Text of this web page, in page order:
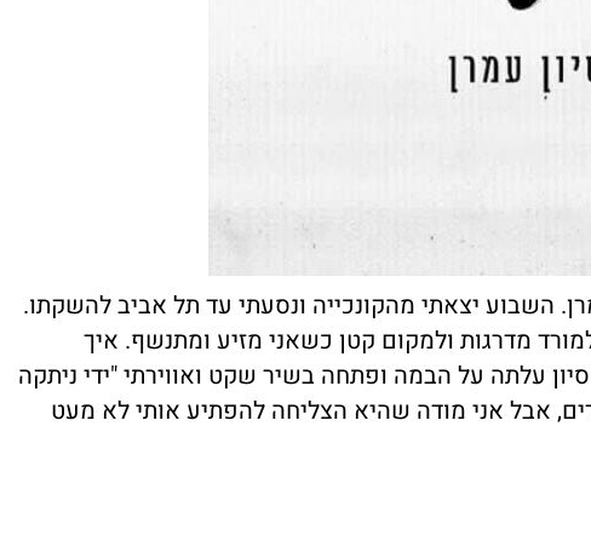
השבוע יצאתי מהקונכייה ונסעתי עד תל אביב להשקתו.
למורד מדרגות ולמקום קטן כשאני מזיע ומתנשף. איך
עלתה על הבמה ופתחה בשיר שקט ואווירתי "ידי ניתקה
אבל אני מודה שהיא הצליחה להפתיע אותי לא מעט